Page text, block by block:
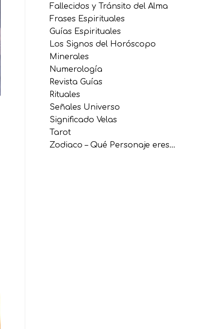
Fallecidos y Tránsito del Alma
Frases Espirituales
Guías Espirituales
Los Signos del Horóscopo
Minerales
Numerología
Revista Guías
Rituales
Señales Universo
Significado Velas
Tarot
Zodiaco – Qué Personaje eres…